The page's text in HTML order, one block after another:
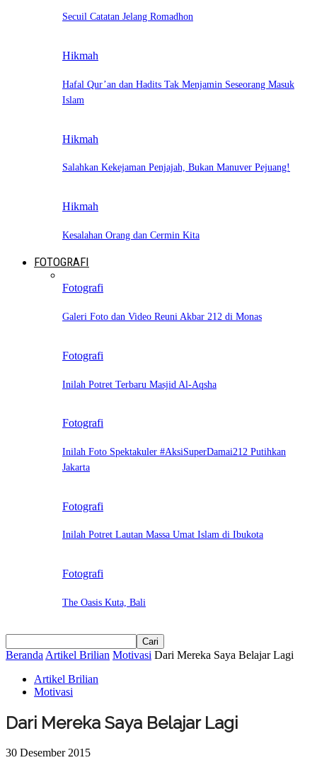
Secuil Catatan Jelang Romadhon
Hikmah
Hafal Qur’an dan Hadits Tak Menjamin Seseorang Masuk
Islam
Hikmah
Salahkan Kekejaman Penjajah, Bukan Manuver Pejuang!
Hikmah
Kesalahan Orang dan Cermin Kita
FOTOGRAFI
Fotografi
Galeri Foto dan Video Reuni Akbar 212 di Monas
Fotografi
Inilah Potret Terbaru Masjid Al-Aqsha
Fotografi
Inilah Foto Spektakuler #AksiSuperDamai212 Putihkan
Jakarta
Fotografi
Inilah Potret Lautan Massa Umat Islam di Ibukota
Fotografi
The Oasis Kuta, Bali
Beranda Artikel Brilian Motivasi Dari Mereka Saya Belajar Lagi
Artikel Brilian
Motivasi
Dari Mereka Saya Belajar Lagi
30 Desember 2015